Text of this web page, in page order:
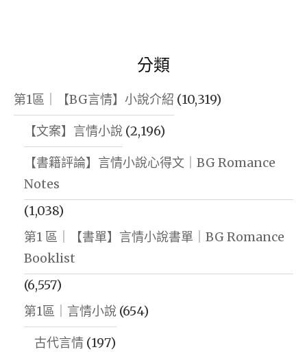
分類
第1區｜【BG言情】小說介紹 (10,319)
【文案】言情小說 (2,196)
【書籍評論】言情小說心得文｜BG Romance
Notes
(1,038)
第1 區｜【書單】言情小說書單｜BG Romance
Booklist
(6,557)
第1區｜言情小說 (654)
古代言情 (197)